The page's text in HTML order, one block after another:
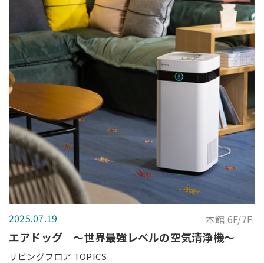
2025.07.19 本館 6F/7F
エアドッグ ～世界最強レベルの空気清浄機～
リビングフロア TOPICS